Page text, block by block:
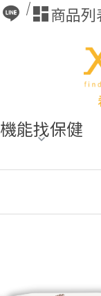
商品列
機能找保健